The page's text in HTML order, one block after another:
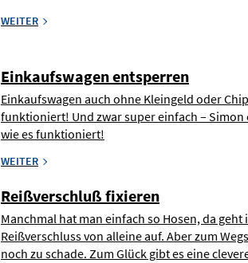
WEITER
Einkaufswagen entsperren
Einkaufswagen auch ohne Kleingeld oder
funktioniert! Und zwar super einfach –
wie es funktioniert!
WEITER
Reißverschluß fixieren
Manchmal hat man einfach so Hosen, da
Reißverschluss von alleine auf. Aber zum
noch zu schade. Zum Glück gibt es eine